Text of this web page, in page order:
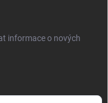
informace o nových